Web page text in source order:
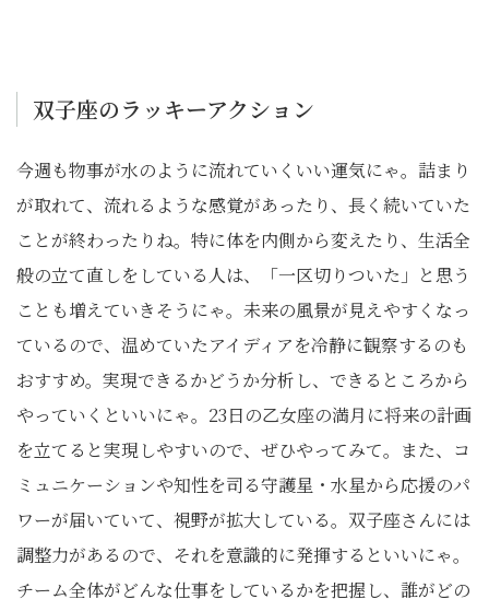
双子座のラッキーアクション
今週も物事が水のように流れていくいい運気にゃ。詰まり
が取れて、流れるような感覚があったり、長く続いていた
ことが終わったりね。特に体を内側から変えたり、生活全
般の立て直しをしている人は、「一区切りついた」と思う
ことも増えていきそうにゃ。未来の風景が見えやすくなっ
ているので、温めていたアイディアを冷静に観察するのも
おすすめ。実現できるかどうか分析し、できるところから
やっていくといいにゃ。23日の乙女座の満月に将来の計画
を立てると実現しやすいので、ぜひやってみて。また、コ
ミュニケーションや知性を司る守護星・水星から応援のパ
ワーが届いていて、視野が拡大している。双子座さんには
調整力があるので、それを意識的に発揮するといいにゃ。
チーム全体がどんな仕事をしているかを把握し、誰がどの